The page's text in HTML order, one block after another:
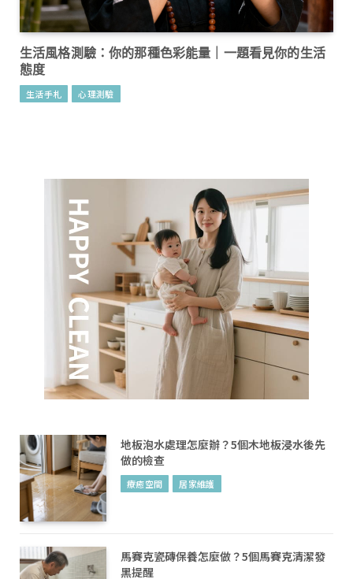
生活風格測驗：你的那種色彩能量｜一題看見你的生活
態度
生活手札 心理測驗
地板泡水處理怎麼辦？5個木地板浸水後先
做的檢查
療癒空間 居家維護
馬賽克瓷磚保養怎麼做？5個馬賽克清潔發
黑提醒